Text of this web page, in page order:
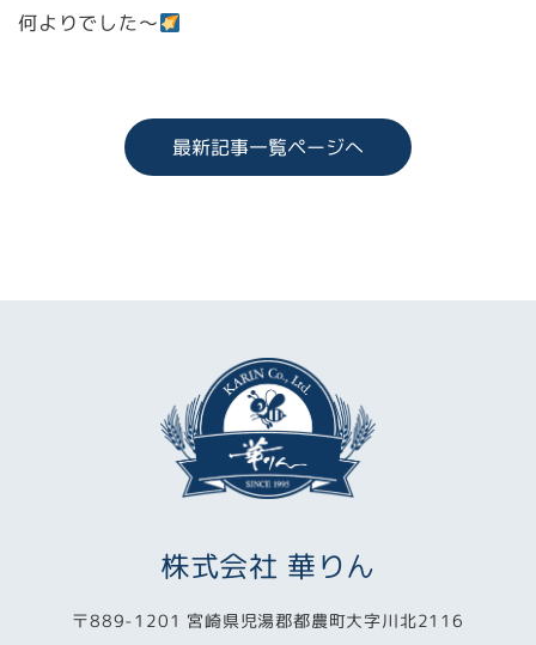
何よりでした～
最新記事一覧ページへ
株式会社 華りん
〒889-1201 宮崎県児湯郡都農町大字川北2116